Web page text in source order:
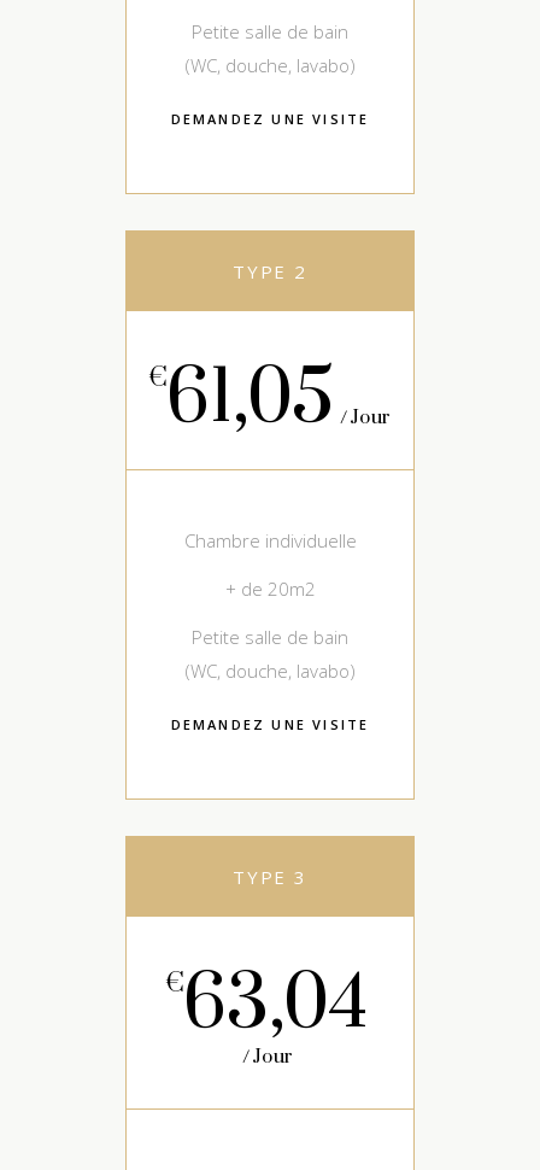
Petite salle de bain
(WC, douche, lavabo)
DEMANDEZ UNE VISITE
TYPE 2
€61,05 Jour
Chambre individuelle
+ de 20m2
Petite salle de bain
(WC, douche, lavabo)
DEMANDEZ UNE VISITE
TYPE 3
€63,04
Jour